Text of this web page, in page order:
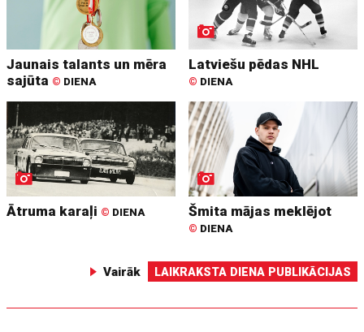
Jaunais talants un mēra
sajūta © DIENA
Latviešu pēdas NHL
© DIENA
Ātruma karaļi © DIENA Šmita mājas meklējot
© DIENA
Vairāk LAIKRAKSTA DIENA PUBLIKĀCIJAS